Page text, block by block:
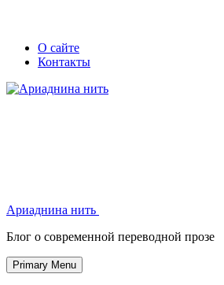
Skip
Secondary
left
navigation
Secondary
right
navigation
О сайте
Контакты
Ариаднина нить
Блог о современной переводной прозе
Primary Menu